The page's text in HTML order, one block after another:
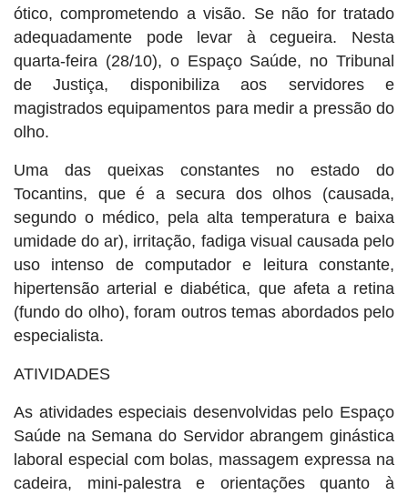
ótico, comprometendo a visão. Se não for tratado
adequadamente pode levar à cegueira. Nesta
quarta-feira (28/10), o Espaço Saúde, no Tribunal
de Justiça, disponibiliza aos servidores e
magistrados equipamentos para medir a pressão do
olho.
Uma das queixas constantes no estado do
Tocantins, que é a secura dos olhos (causada,
segundo o médico, pela alta temperatura e baixa
umidade do ar), irritação, fadiga visual causada pelo
uso intenso de computador e leitura constante,
hipertensão arterial e diabética, que afeta a retina
(fundo do olho), foram outros temas abordados pelo
especialista.
ATIVIDADES
As atividades especiais desenvolvidas pelo Espaço
Saúde na Semana do Servidor abrangem ginástica
laboral especial com bolas, massagem expressa na
cadeira, mini-palestra e orientações quanto à